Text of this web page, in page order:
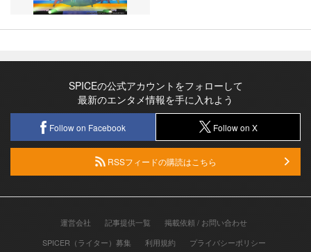
SPICEの公式アカウントをフォローして
最新のエンタメ情報を手に入れよう
Follow on Facebook Follow on X
RSSフィードの購読はこちら
運営会社 記事提供一覧
掲載依頼 / お問い合わせ
SPICER（ライター）募集
利用規約 プライバシーポリシー